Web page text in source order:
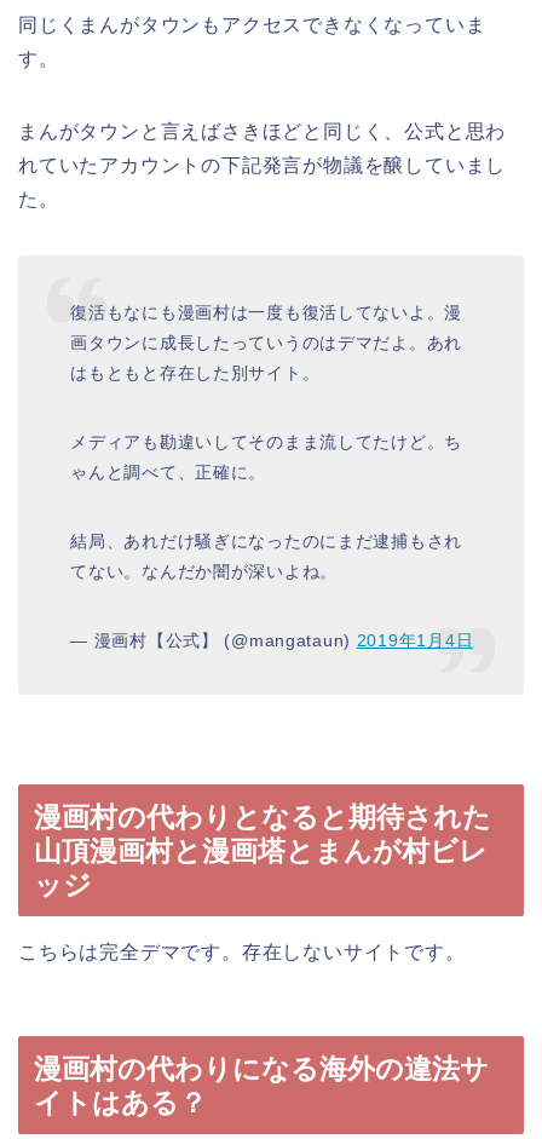
同じくまんがタウンもアクセスできなくなっていま
す。
まんがタウンと言えばさきほどと同じく、公式と思わ
れていたアカウントの下記発言が物議を醸していまし
た。
復活もなにも漫画村は一度も復活してないよ。漫
画タウンに成長したっていうのはデマだよ。あれ
はもともと存在した別サイト。
メディアも勘違いしてそのまま流してたけど。ち
ゃんと調べて、正確に。
結局、あれだけ騒ぎになったのにまだ逮捕もされ
てない。なんだか闇が深いよね。
— 漫画村【公式】 (@mangataun) 2019年1月4日
漫画村の代わりとなると期待された
山頂漫画村と漫画塔とまんが村ビレ
ッジ
こちらは完全デマです。存在しないサイトです。
漫画村の代わりになる海外の違法サ
イトはある？